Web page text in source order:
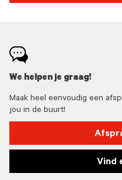
We helpen je graag!
Maak heel eenvoudig een
jou in de buurt!
Vind